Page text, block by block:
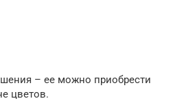
– ее можно приобрести
цветов.